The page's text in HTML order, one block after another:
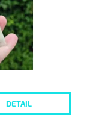
DETAIL